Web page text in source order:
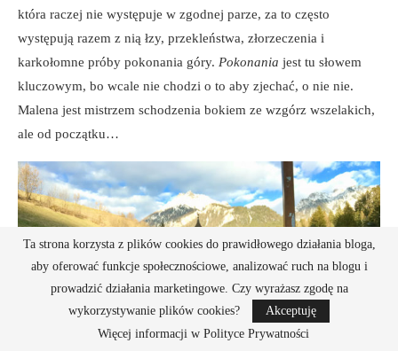
która raczej nie występuje w zgodnej parze, za to często
występują razem z nią łzy, przekleństwa, złorzeczenia i
karkołomne próby pokonania góry. Pokonania jest tu słowem
kluczowym, bo wcale nie chodzi o to aby zjechać, o nie nie.
Malena jest mistrzem schodzenia bokiem ze wzgórz wszelakich,
ale od początku…
Ta strona korzysta z plików cookies do prawidłowego działania bloga,
aby oferować funkcje społecznościowe, analizować ruch na blogu i
prowadzić działania marketingowe. Czy wyrażasz zgodę na
wykorzystywanie plików cookies?
Akceptuję
Więcej informacji w Polityce Prywatności